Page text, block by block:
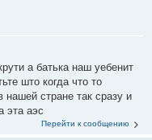
а батька наш уебенит
што когда что то
нашей стране так сразу и
эта аэс
Перейти к сообщению